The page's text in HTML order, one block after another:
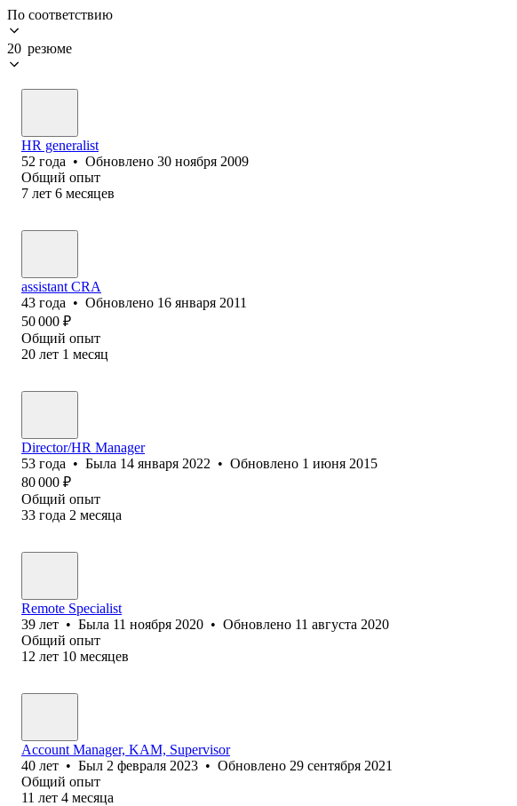
По соответствию
20 резюме
HR generalist
52 года • Обновлено 30 ноября 2009
Общий опыт
7 лет 6 месяцев
assistant CRA
43 года • Обновлено 16 января 2011
50 000 ₽
Общий опыт
20 лет 1 месяц
Director/HR Manager
53 года • Была 14 января 2022 • Обновлено 1 июня 2015
80 000 ₽
Общий опыт
33 года 2 месяца
Remote Specialist
39 лет • Была 11 ноября 2020 • Обновлено 11 августа 2020
Общий опыт
12 лет 10 месяцев
Account Manager, KAM, Supervisor
40 лет • Был 2 февраля 2023 • Обновлено 29 сентября 2021
Общий опыт
11 лет 4 месяца